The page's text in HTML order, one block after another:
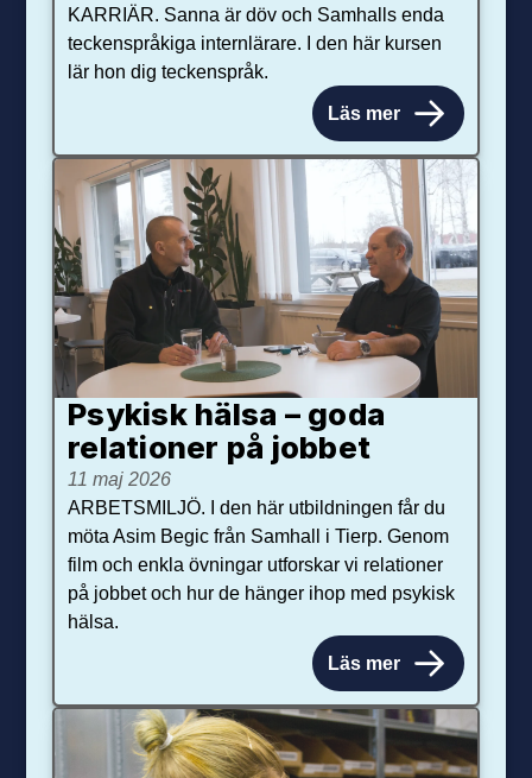
KARRIÄR. Sanna är döv och Samhalls enda
teckenspråkiga internlärare. I den här kursen
lär hon dig teckenspråk.
Läs mer
Psykisk hälsa – goda
relationer på jobbet
11 maj 2026
ARBETSMILJÖ. I den här utbildningen får du
möta Asim Begic från Samhall i Tierp. Genom
film och enkla övningar utforskar vi relationer
på jobbet och hur de hänger ihop med psykisk
hälsa.
Läs mer